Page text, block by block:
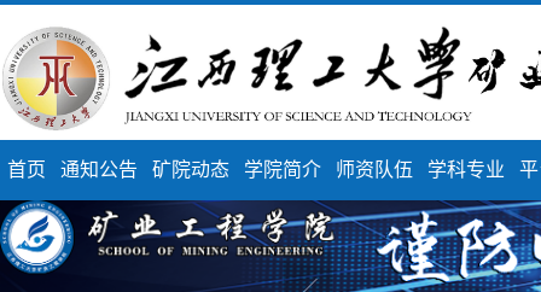
首页 通知公告 矿院动态 学院简介 师资队伍 学科专业